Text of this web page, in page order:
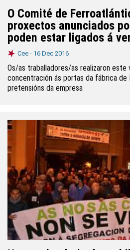
O Comité de
proxectos anunciados
poden estar ligados á
Cee - 16 Dec 2016
Os/as traballadores/as realizaron este
concentración ás portas da fábrica de
pretensións da empresa